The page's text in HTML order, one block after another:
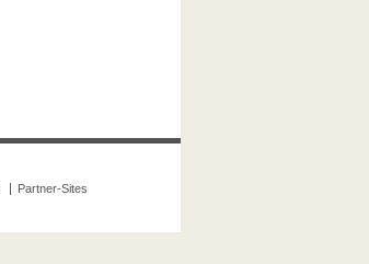
Partner-Sites